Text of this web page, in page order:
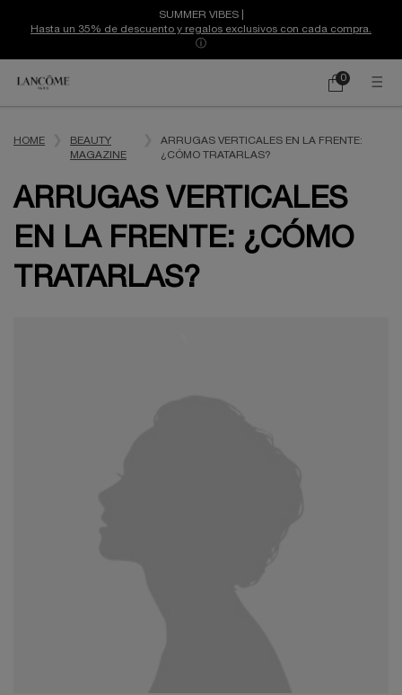
SUMMER VIBES |
Hasta un 35% de descuento y regalos exclusivos con cada compra.
ⓘ
Mi
0
0 producto
HOME
BEAUTY
MAGAZINE
ARRUGAS VERTICALES EN LA FRENTE:
¿CÓMO TRATARLAS?
ARRUGAS VERTICALES
EN LA FRENTE: ¿CÓMO
TRATARLAS?